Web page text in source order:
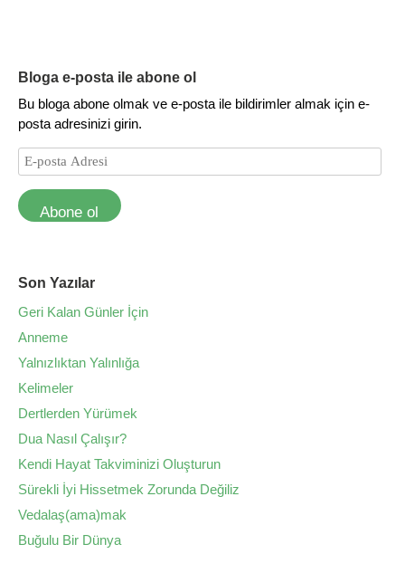
Bloga e-posta ile abone ol
Bu bloga abone olmak ve e-posta ile bildirimler almak için e-
posta adresinizi girin.
Abone ol
Son Yazılar
Geri Kalan Günler İçin
Anneme
Yalnızlıktan Yalınlığa
Kelimeler
Dertlerden Yürümek
Dua Nasıl Çalışır?
Kendi Hayat Takviminizi Oluşturun
Sürekli İyi Hissetmek Zorunda Değiliz
Vedalaş(ama)mak
Buğulu Bir Dünya